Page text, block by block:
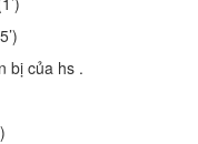
bị của hs .